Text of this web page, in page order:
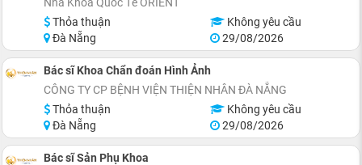
Thỏa thuận
Không yêu cầu
Đà Nẵng
29/08/2026
Bác sĩ Khoa Chẩn đoán Hình Ảnh
CÔNG TY CP BỆNH VIỆN THIỆN NHÂN ĐÀ NẴNG
Thỏa thuận
Không yêu cầu
Đà Nẵng
29/08/2026
Bác sĩ Sản Phụ Khoa